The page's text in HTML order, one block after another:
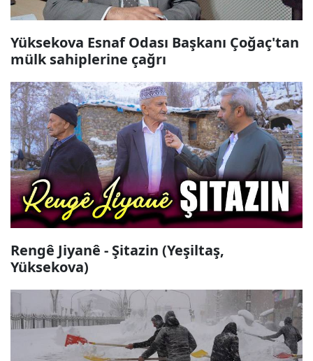
Yüksekova Esnaf Odası Başkanı Çoğaç'tan
mülk sahiplerine çağrı
Rengê Jiyanê - Şitazin (Yeşiltaş,
Yüksekova)